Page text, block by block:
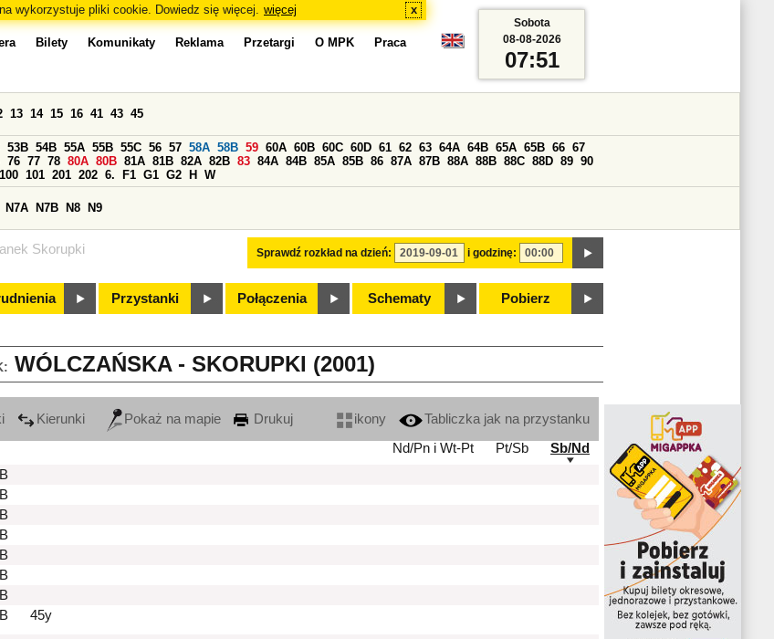
wykorzystuje pliki cookie. Dowiedz się więcej. więcej x
Skorupki
Bilety Komunikaty Reklama Przetargi O MPK Praca
Sprawdź rozkład na dzień: i godzinę:
13 14 15 16 41 43 45
53B 54B 55A 55B 55C 56 57 58A 58B 59 60A 60B 60C 60D 61 62 63 64A 64B 65A 65B 66 67
76 77 78 80A 80B 81A 81B 82A 82B 83 84A 84B 85A 85B 86 87A 87B 88A 88B 88C 88D 89 90
100 101 201 202 6. F1 G1 G2 H W
N7A N7B N8 N9
Przystanki Połączenia Schematy Pobierz
Sobota
08-08-2026
07:51
WÓLCZAŃSKA - SKORUPKI (2001)
Kierunki Pokaż na mapie Drukuj ikony
Tabliczka jak na przystanku
Nd/Pn i Wt-Pt
Pt/Sb
Sb/Nd
45y